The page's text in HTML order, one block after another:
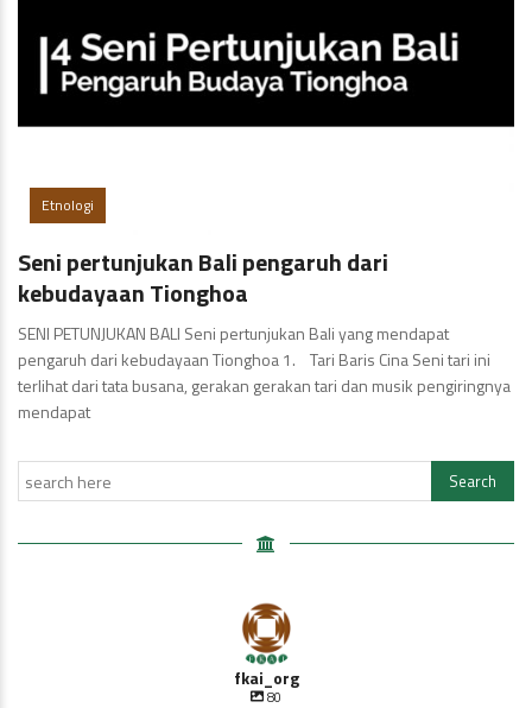
Etnologi
Seni pertunjukan Bali pengaruh dari
kebudayaan Tionghoa
SENI PETUNJUKAN BALI Seni pertunjukan Bali yang mendapat
pengaruh dari kebudayaan Tionghoa 1. Tari Baris Cina Seni tari ini
terlihat dari tata busana, gerakan gerakan tari dan musik pengiringnya
mendapat
fkai_org
80